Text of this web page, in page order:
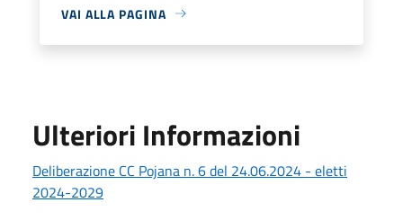
VAI ALLA PAGINA
Ulteriori Informazioni
Deliberazione CC Pojana n. 6 del 24.06.2024 - eletti
2024-2029